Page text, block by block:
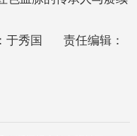
于秀国 责任编辑：